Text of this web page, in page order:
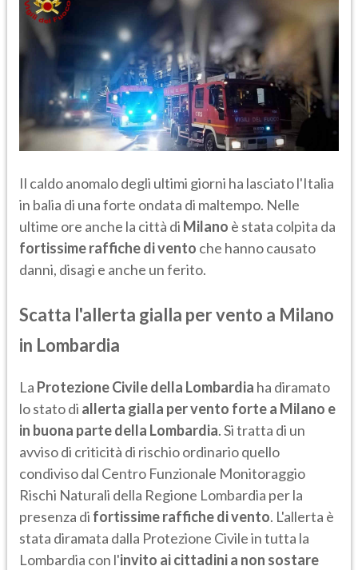
Il caldo anomalo degli ultimi giorni ha lasciato l'Italia
in balia di una forte ondata di maltempo. Nelle
ultime ore anche la città di Milano è stata colpita da
fortissime raffiche di vento che hanno causato
danni, disagi e anche un ferito.
Scatta l'allerta gialla per vento a Milano
in Lombardia
La Protezione Civile della Lombardia ha diramato
lo stato di allerta gialla per vento forte a Milano e
in buona parte della Lombardia. Si tratta di un
avviso di criticità di rischio ordinario quello
condiviso dal Centro Funzionale Monitoraggio
Rischi Naturali della Regione Lombardia per la
presenza di fortissime raffiche di vento. L'allerta è
stata diramata dalla Protezione Civile in tutta la
Lombardia con l'invito ai cittadini a non sostare